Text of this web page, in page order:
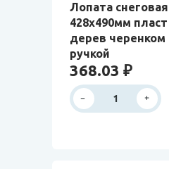
Лопата
428х490мм
дерев черенком
ручкой
368.03 ₽